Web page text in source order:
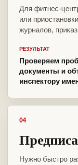
Для фитнес-
или
журналов,
РЕЗУЛЬТАТ
Проверяем
документы и
инспектору
04
Нужно быстро